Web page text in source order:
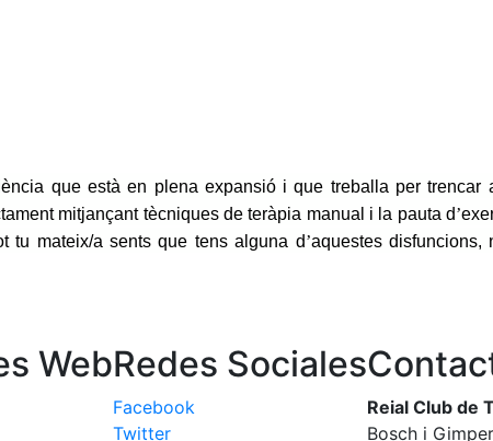
que està en plena expansió i que treballa per
mitjançant tècniques de teràpia manual i la pauta d’
tu mateix/a sents que tens alguna d’aquestes
WebRedes Sociales
Facebook
Twitter
Reial Club de
Bosch i